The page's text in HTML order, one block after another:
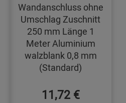
Wandanschluss ohne
Umschlag Zuschnitt
250 mm Länge 1
Meter Aluminium
walzblank 0,8 mm
(Standard)
11,72 €